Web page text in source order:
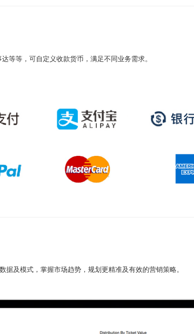
等等，可自定义收款货币，满足不同业务需求。
及模式，掌握市场趋势，规划更精准及有效的营销策略。